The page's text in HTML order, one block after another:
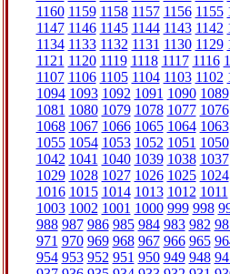
1160 1159 1158 1157 1156 1155
1147 1146 1145 1144 1143 1142
1134 1133 1132 1131 1130 1129
1121 1120 1119 1118 1117 1116
1107 1106 1105 1104 1103 1102
1094 1093 1092 1091 1090 1089
1081 1080 1079 1078 1077 1076
1068 1067 1066 1065 1064 1063
1055 1054 1053 1052 1051 1050
1042 1041 1040 1039 1038 1037
1029 1028 1027 1026 1025 1024
1016 1015 1014 1013 1012 1011
1003 1002 1001 1000 999 998
988 987 986 985 984 983 982
971 970 969 968 967 966 965
954 953 952 951 950 949 948